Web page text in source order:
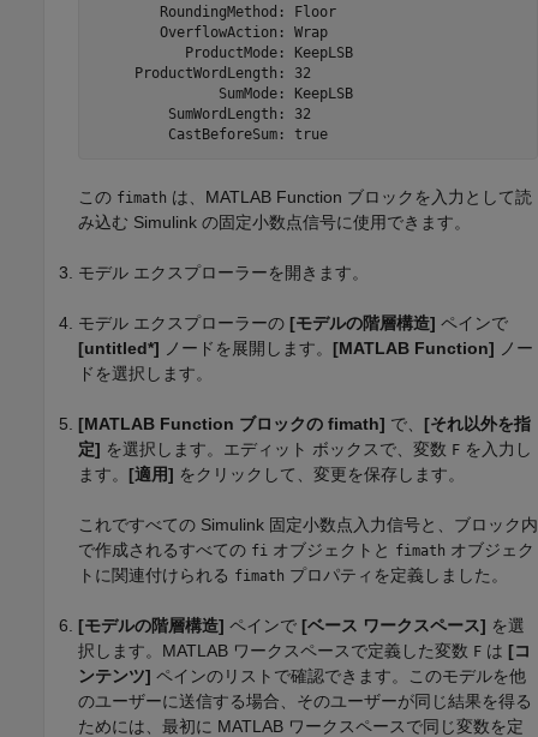
        RoundingMethod: Floor
        OverflowAction: Wrap
           ProductMode: KeepLSB
     ProductWordLength: 32
               SumMode: KeepLSB
         SumWordLength: 32
         CastBeforeSum: true
この fimath は、 MATLAB Function ブロックを入力として読
み込む Simulink の固定小数点信号に使用できます。
モデル エクスプローラーを開きます。
モデル エクスプローラーの [モデルの階層構造] ペインで
[untitled*] ノードを展開します。 [MATLAB Function] ノー
ドを選択します。
[MATLAB Function ブロックの fimath] で、 [それ以外を指
定] を選択します。エディット ボックスで、変数 F を入力し
ます。 [適用] をクリックして、変更を保存します。
これですべての Simulink 固定小数点入力信号と、ブロック内
で作成されるすべての fi オブジェクトと fimath オブジェク
トに関連付けられる fimath プロパティを定義しました。
[モデルの階層構造] ペインで [ベース ワークスペース] を選
択します。MATLAB ワークスペースで定義した変数 F は [コ
ンテンツ] ペインのリストで確認できます。このモデルを他
のユーザーに送信する場合、そのユーザーが同じ結果を得る
ためには、最初に MATLAB ワークスペースで同じ変数を定